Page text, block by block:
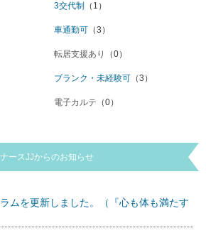
3交代制 （1）
車通勤可 （3）
転居支援あり （0）
ブランク・未経験可 （3）
電子カルテ （0）
ナースJJからのお知らせ
ムを更新しました。（『心も体も満たす